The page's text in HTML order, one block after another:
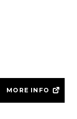
MORE INFO